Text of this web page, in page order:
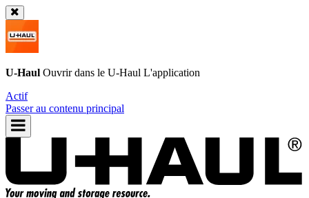
U-Haul Ouvrir dans le U-Haul L'application
Actif
Passer au contenu principal